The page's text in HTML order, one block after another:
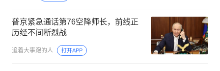
普京紧急通话第76空降师长，前线正
历经不间断烈战
追着大事跑的人 打开APP